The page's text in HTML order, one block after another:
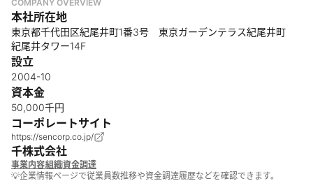
COMPANY OVERVIEW
本社所在地
東京都千代田区紀尾井町1番3号 東京ガーデンテラス紀尾井町
紀尾井タワー14F
設立
2004-10
資本金
50,000千円
コーポレートサイト
https://sencorp.co.jp/
千株式会社
事業内容組織資金調達
💡企業情報ページで従業員数推移や資金調達履歴などを確認できます。